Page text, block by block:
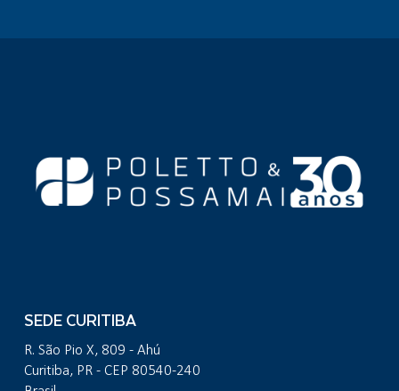
SEDE CURITIBA
R. São Pio X, 809 - Ahú
Curitiba, PR - CEP 80540-240